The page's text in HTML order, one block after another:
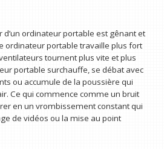
ordinateur portable est gênant et
ordinateur portable travaille plus fort
tournent plus vite et plus
portable surchauffe, se débat avec
ou accumule de la poussière qui
Ce qui commence comme un bruit
en un vrombissement constant qui
de vidéos ou la mise au point